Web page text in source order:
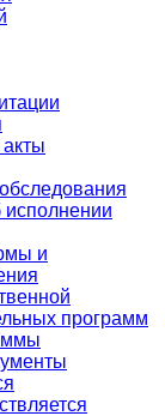
исполнении
и
программ